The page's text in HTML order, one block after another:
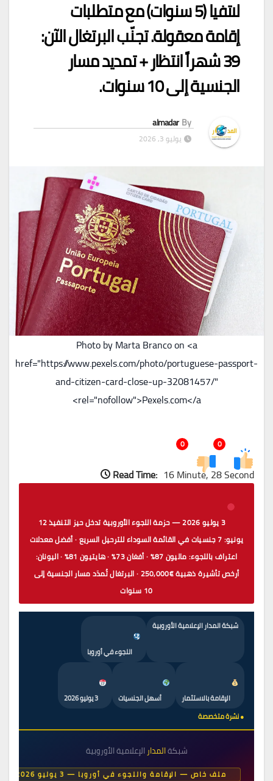
لاتفيا (5 سنوات) مع متطلبات
إقامة معقولة. تجنّب البرتغال الآن:
39 شهراً انتظار + تمديد مسار
الجنسية إلى 10 سنوات.
By
almadar
يوليو 3, 2026
Photo by Marta Branco on <a
href="https://www.pexels.com/photo/portuguese-passport-
and-citizen-card-close-up-32081457/"
rel="nofollow">Pexels.com</a>
0
0
Read Time: 16 Minute, 28 Second
3 يوليو 2026 — حزمة اللجوء الأوروبية تدخل حيز التنفيذ 12
يونيو: 7 جنسيات في القائمة السوداء للترحيل السريع · أفضل معدلات
اعتراف باللجوء: ماليون 87% · أفغان 73% · هايتيون 81% · اليونان:
أرخص تأشيرة ذهبية €250,000 · البرتغال تُمدّد مسار الجنسية إلى
10 سنوات
شبكة المدار الإعلامية الأوروبية
اللجوء في أوروبا
الإقامة بالاستثمار أسهل الجنسيات
● نشرة متخصصة
شبكةالمدار الإعلامية الأوروبية
ملف خاص — الإقامة واللجوء في أوروبا — 3 يوليو 2026